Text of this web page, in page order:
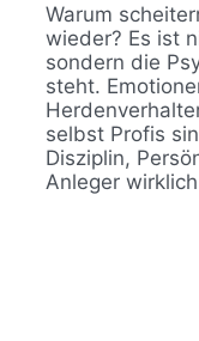
Warum
wieder? Es ist
sondern die
steht.
selbst Profis
Disziplin,
Anleger